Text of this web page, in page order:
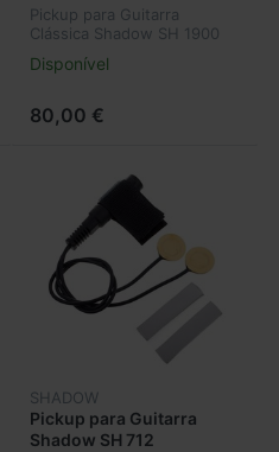
Pickup para Guitarra
Clássica Shadow SH 1900
Disponível
80,00 €
SHADOW
Pickup para Guitarra
Shadow SH 712